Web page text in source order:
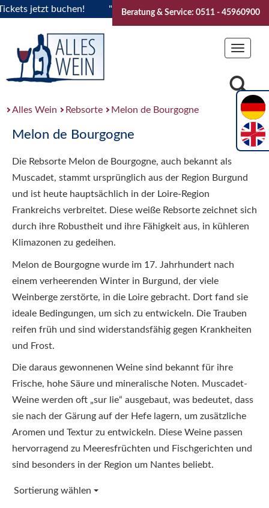
jetzt buchen! "Das Sommerfest 2026" Vive la
Beratung & Service: 0511 - 45960900
Toggle
Alles Wein Rebsorte Melon de Bourgogne
Melon de Bourgogne
Die Rebsorte Melon de Bourgogne, auch bekannt als
Muscadet, stammt ursprünglich aus der Region Burgund
und ist heute hauptsächlich in der Loire-Region
Frankreichs verbreitet. Diese weiße Rebsorte zeichnet sich
durch ihre Robustheit und ihre Fähigkeit aus, in kühleren
Klimazonen zu gedeihen.
Melon de Bourgogne wurde im 17. Jahrhundert nach
einem verheerenden Winter in Burgund, der viele
Weinberge zerstörte, in die Loire gebracht. Dort fand sie
ideale Bedingungen, um sich zu entwickeln. Die Trauben
reifen früh und sind widerstandsfähig gegen Krankheiten
und Frost.
Die daraus gewonnenen Weine sind bekannt für ihre
Frische, hohe Säure und mineralische Noten. Muscadet-
Weine werden oft „sur lie“ ausgebaut, was bedeutet, dass
sie nach der Gärung auf der Hefe lagern, um zusätzliche
Aromen und Textur zu entwickeln. Diese Weine passen
hervorragend zu Meeresfrüchten und Fischgerichten und
sind besonders in der Region um Nantes beliebt.
Sortierung wählen